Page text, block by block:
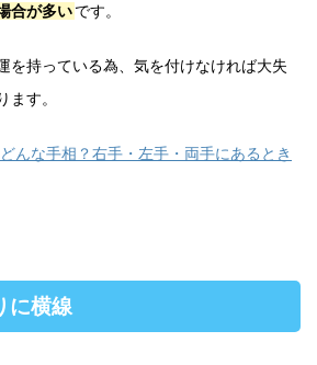
合が多いです。
を持っている為、気を付けなければ大失
ます。
んな手相？右手・左手・両手にあるとき
に横線